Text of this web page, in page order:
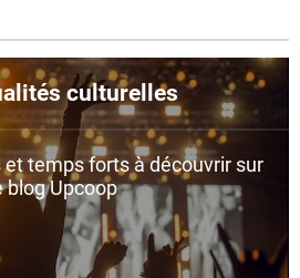
culturelles
temps forts à découvrir sur
blog Upcoop